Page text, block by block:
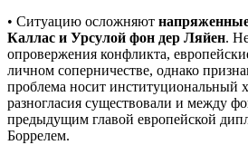
• Ситуацию осложняют
Каллас и Урсулой фон дер Ляйен.
опровержения конфликта,
личном соперничестве, однако
проблема носит институциональный
разногласия существовали и между
предыдущим главой европейской
Боррелем.